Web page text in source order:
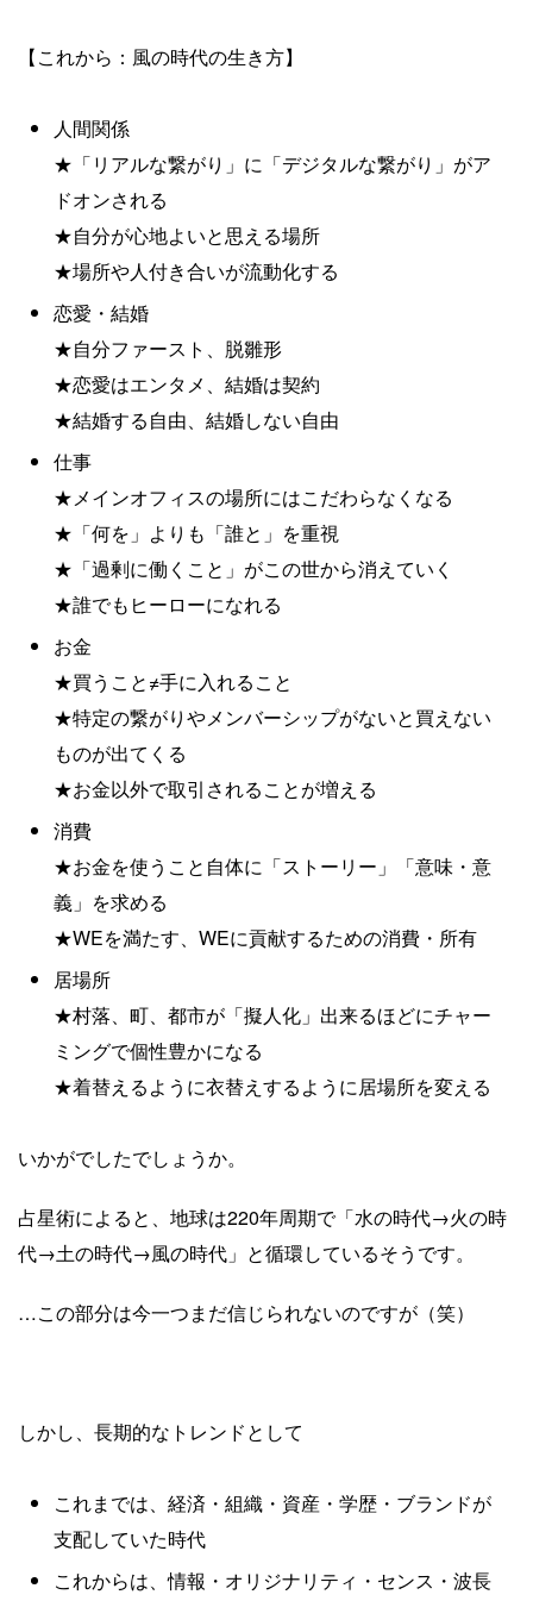
【これから：風の時代の生き方】
人間関係
★「リアルな繋がり」に「デジタルな繋がり」がア
ドオンされる
★自分が心地よいと思える場所
★場所や人付き合いが流動化する
恋愛・結婚
★自分ファースト、脱雛形
★恋愛はエンタメ、結婚は契約
★結婚する自由、結婚しない自由
仕事
★メインオフィスの場所にはこだわらなくなる
★「何を」よりも「誰と」を重視
★「過剰に働くこと」がこの世から消えていく
★誰でもヒーローになれる
お金
★買うこと≠手に入れること
★特定の繋がりやメンバーシップがないと買えない
ものが出てくる
★お金以外で取引されることが増える
消費
★お金を使うこと自体に「ストーリー」「意味・意
義」を求める
★WEを満たす、WEに貢献するための消費・所有
居場所
★村落、町、都市が「擬人化」出来るほどにチャー
ミングで個性豊かになる
★着替えるように衣替えするように居場所を変える
いかがでしたでしょうか。
占星術によると、地球は220年周期で「水の時代→火の時
代→土の時代→風の時代」と循環しているそうです。
…この部分は今一つまだ信じられないのですが（笑）
しかし、長期的なトレンドとして
これまでは、経済・組織・資産・学歴・ブランドが
支配していた時代
これからは、情報・オリジナリティ・センス・波長